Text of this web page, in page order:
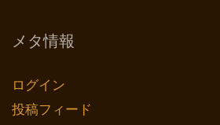
メタ情報
ログイン
投稿フィード